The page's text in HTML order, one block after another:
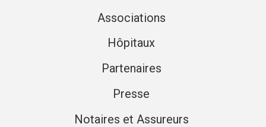
Associations
Hôpitaux
Partenaires
Presse
Notaires et Assureurs